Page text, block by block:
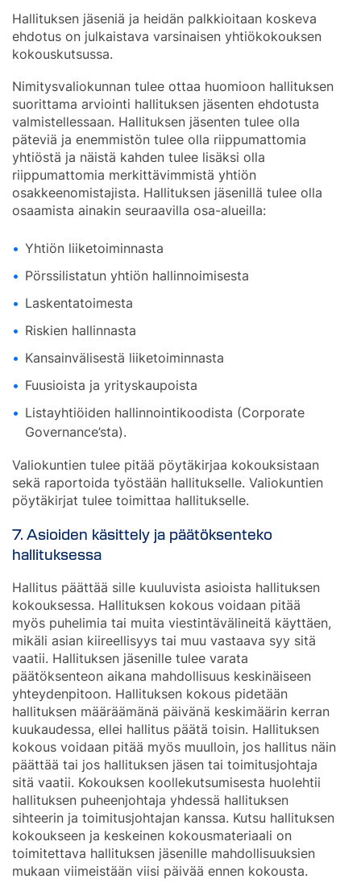
Hallituksen jäseniä ja heidän palkkioitaan koskeva
ehdotus on julkaistava varsinaisen yhtiökokouksen
kokouskutsussa.
Nimitysvaliokunnan tulee ottaa huomioon hallituksen
suorittama arviointi hallituksen jäsenten ehdotusta
valmistellessaan. Hallituksen jäsenten tulee olla
päteviä ja enemmistön tulee olla riippumattomia
yhtiöstä ja näistä kahden tulee lisäksi olla
riippumattomia merkittävimmistä yhtiön
osakkeenomistajista. Hallituksen jäsenillä tulee olla
osaamista ainakin seuraavilla osa-alueilla:
Yhtiön liiketoiminnasta
Pörssilistatun yhtiön hallinnoimisesta
Laskentatoimesta
Riskien hallinnasta
Kansainvälisestä liiketoiminnasta
Fuusioista ja yrityskaupoista
Listayhtiöiden hallinnointikoodista (Corporate
Governance’sta).
Valiokuntien tulee pitää pöytäkirjaa kokouksistaan
sekä raportoida työstään hallitukselle. Valiokuntien
pöytäkirjat tulee toimittaa hallitukselle.
7. Asioiden käsittely ja päätöksenteko
hallituksessa
Hallitus päättää sille kuuluvista asioista hallituksen
kokouksessa. Hallituksen kokous voidaan pitää
myös puhelimia tai muita viestintävälineitä käyttäen,
mikäli asian kiireellisyys tai muu vastaava syy sitä
vaatii. Hallituksen jäsenille tulee varata
päätöksenteon aikana mahdollisuus keskinäiseen
yhteydenpitoon. Hallituksen kokous pidetään
hallituksen määräämänä päivänä keskimäärin kerran
kuukaudessa, ellei hallitus päätä toisin. Hallituksen
kokous voidaan pitää myös muulloin, jos hallitus näin
päättää tai jos hallituksen jäsen tai toimitusjohtaja
sitä vaatii. Kokouksen koollekutsumisesta huolehtii
hallituksen puheenjohtaja yhdessä hallituksen
sihteerin ja toimitusjohtajan kanssa. Kutsu hallituksen
kokoukseen ja keskeinen kokousmateriaali on
toimitettava hallituksen jäsenille mahdollisuuksien
mukaan viimeistään viisi päivää ennen kokousta.